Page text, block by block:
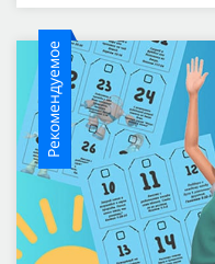
Рекомендуемое